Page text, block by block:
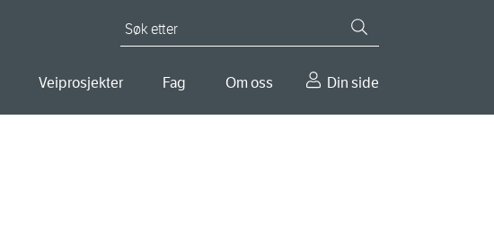
Veiprosjekter Fag Om oss Din side